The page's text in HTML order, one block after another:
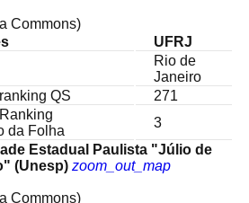
Commons)
UFRJ
Rio de
Janeiro
QS
271
da Folha
3
Estadual Paulista "Júlio de
(Unesp) zoom_out_map
Commons)